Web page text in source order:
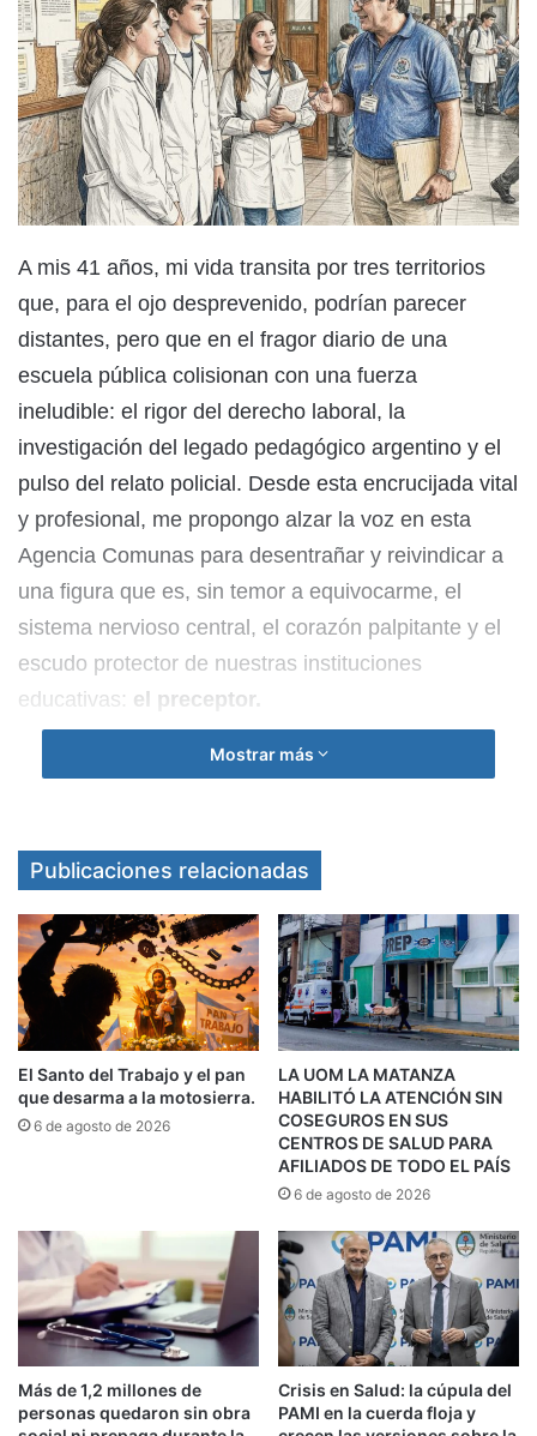
A mis 41 años, mi vida transita por tres territorios
que, para el ojo desprevenido, podrían parecer
distantes, pero que en el fragor diario de una
escuela pública colisionan con una fuerza
ineludible: el rigor del derecho laboral, la
investigación del legado pedagógico argentino y el
pulso del relato policial. Desde esta encrucijada vital
y profesional, me propongo alzar la voz en esta
Agencia Comunas para desentrañar y reivindicar a
una figura que es, sin temor a equivocarme, el
sistema nervioso central, el corazón palpitante y el
escudo protector de nuestras instituciones
educativas: el preceptor.
No les hablo hoy solo como el ensayista que indagó
el abogado que camina los pasillos de los tribunales
y conoce de primera mano la brecha abismal que
existe entre la letra fría de la ley y la carne viva del
trabajador.
El rastreador y el baqueano en el territorio
escolar
Cualquier escritor de novela negra sabe que la
verdad nunca grita; la verdad susurra. El buen
investigador es aquel que lee los indicios que el
resto del mundo ignora. En el vasto, complejo y a
veces hostil territorio de la escuela secundaria, ese
detective empírico es el preceptor.
En mi ensayo Análisis de la Sombra Terrible,
exploro cómo Domingo Faustino Sarmiento sentía
Mostrar más
Publicaciones relacionadas
El Santo del Trabajo y el pan
que desarma a la motosierra.
6 de agosto de 2026
LA UOM LA MATANZA
HABILITÓ LA ATENCIÓN SIN
COSEGUROS EN SUS
CENTROS DE SALUD PARA
AFILIADOS DE TODO EL PAÍS
6 de agosto de 2026
Más de 1,2 millones de
personas quedaron sin obra
Crisis en Salud: la cúpula del
PAMI en la cuerda floja y